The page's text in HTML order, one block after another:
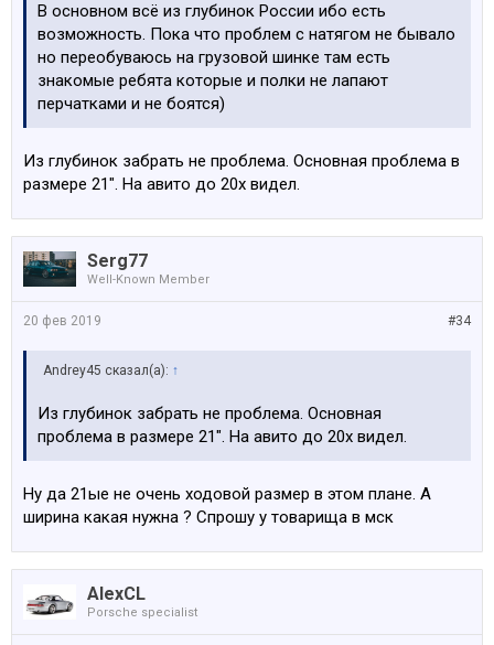
В основном всё из глубинок России ибо есть
возможность. Пока что проблем с натягом не бывало
но переобуваюсь на грузовой шинке там есть
знакомые ребята которые и полки не лапают
перчатками и не боятся)
Из глубинок забрать не проблема. Основная проблема в
размере 21". На авито до 20х видел.
Serg77
Well-Known Member
#34
20 фев 2019
Andrey45 сказал(а): ↑
Из глубинок забрать не проблема. Основная
проблема в размере 21". На авито до 20х видел.
Ну да 21ые не очень ходовой размер в этом плане. А
ширина какая нужна ? Спрошу у товарища в мск
AlexCL
Porsche specialist